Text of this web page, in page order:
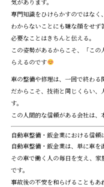
気があります。
専門知識をひけらかすのではなく
わからないことにも嫌な顔をせず
必要なことはきちんと伝える。
この姿勢があるからこそ、「こ
らえるのです
車の整備や修理は、一回で終わる
だからこそ、技術と同じくらい
す。
この人間的な信頼がある会社は、
自動車整備・鈑金業における信
自動車整備・鈑金業は、単に車を
その車で働く人の毎日を支え、
です。
事故後の不安を和らげることも